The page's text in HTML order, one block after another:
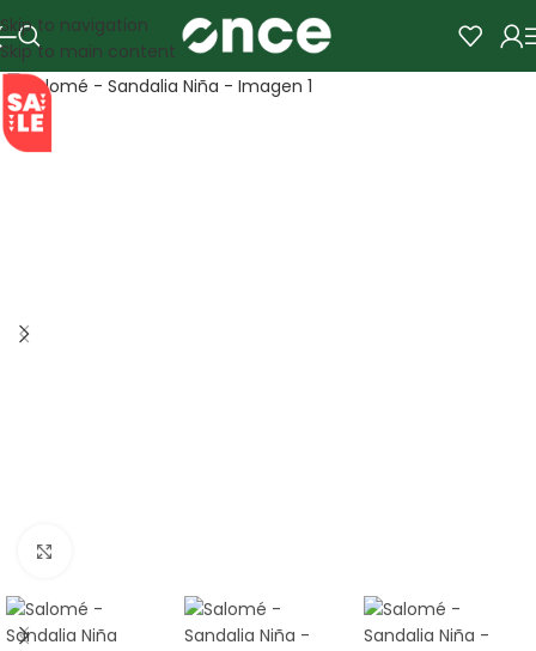
Skip to navigation
Skip to main content
SALE